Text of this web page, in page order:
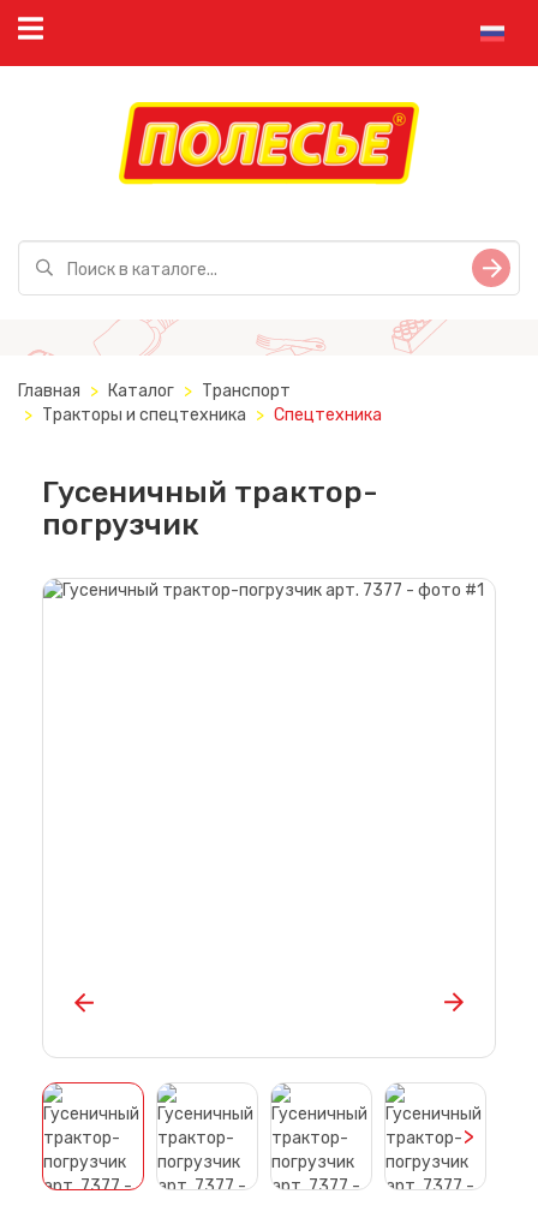
Главная Каталог
Транспорт
Тракторы и спецтехника
Спецтехника
Гусеничный трактор-
погрузчик
>